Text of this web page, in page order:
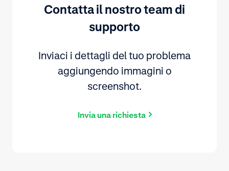
Contatta il nostro team di
supporto
Inviaci i dettagli del tuo problema
aggiungendo immagini o
screenshot.
Invia una richiesta